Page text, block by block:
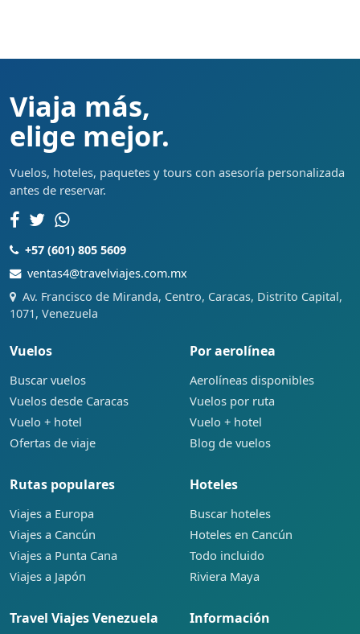
Viaja más,
elige mejor.
Vuelos, hoteles, paquetes y tours con asesoría personalizada
antes de reservar.
+57 (601) 805 5609
ventas4@travelviajes.com.mx
Av. Francisco de Miranda, Centro, Caracas, Distrito Capital,
1071, Venezuela
Vuelos
Buscar vuelos
Vuelos desde Caracas
Vuelo + hotel
Ofertas de viaje
Por aerolínea
Aerolíneas disponibles
Vuelos por ruta
Vuelo + hotel
Blog de vuelos
Rutas populares
Viajes a Europa
Viajes a Cancún
Viajes a Punta Cana
Viajes a Japón
Hoteles
Buscar hoteles
Hoteles en Cancún
Todo incluido
Riviera Maya
Travel Viajes Venezuela Información